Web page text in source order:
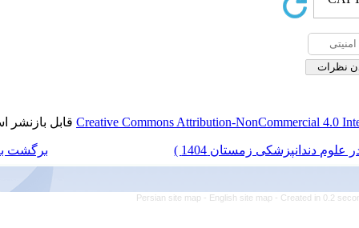
Creative Commonsقابل بازنشر است.
برگشت به فهرست نسخه ها
Persian site map -